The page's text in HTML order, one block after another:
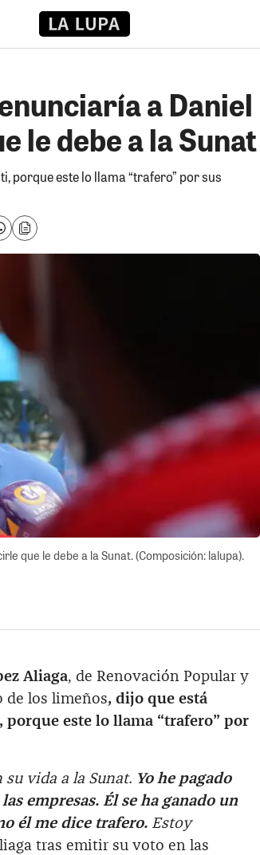
a Daniel
le debe a la Sunat
porque este lo llama “trafero” por sus
que le debe a la Sunat. (Composición: lalupa).
Aliaga, de Renovación Popular y
de los limeños, dijo que está
este lo llama “trafero” por
su vida a la Sunat. Yo he pagado
empresas. Él se ha ganado un
él me dice trafero. Estoy
tras emitir su voto en las